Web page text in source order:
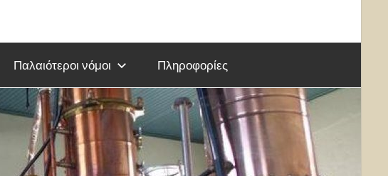
Παλαιότεροι νόμοι Πληροφορίες